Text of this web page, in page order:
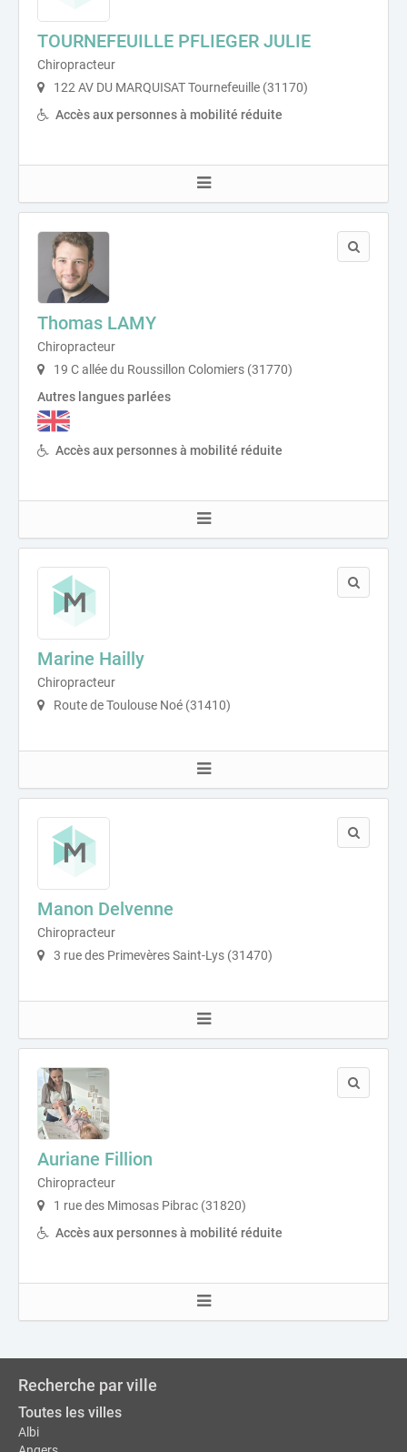
TOURNEFEUILLE PFLIEGER JULIE
Chiropracteur
122 AV DU MARQUISAT Tournefeuille (31170)
Accès aux personnes à mobilité réduite
Thomas LAMY
Chiropracteur
19 C allée du Roussillon Colomiers (31770)
Autres langues parlées
Accès aux personnes à mobilité réduite
Marine Hailly
Chiropracteur
Route de Toulouse Noé (31410)
Manon Delvenne
Chiropracteur
3 rue des Primevères Saint-Lys (31470)
Auriane Fillion
Chiropracteur
1 rue des Mimosas Pibrac (31820)
Accès aux personnes à mobilité réduite
Recherche par ville
Toutes les villes
Albi